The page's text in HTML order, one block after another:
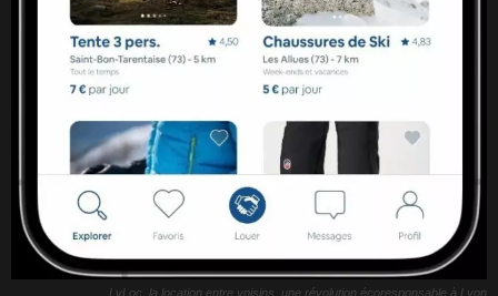
LyLoc, la location entre voisins, une révolution écoresponsable à Lyon